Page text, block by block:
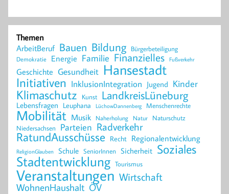
Themen
ArbeitBeruf Bauen Bildung Bürgerbeteiligung
Demokratie Energie Familie Finanzielles Fußverkehr
Geschichte Gesundheit Hansestadt
Initiativen InklusionIntegration Jugend Kinder
Klimaschutz Kunst LandkreisLüneburg
Lebensfragen Leuphana LüchowDannenberg Menschenrechte
Mobilität Musik Naherholung Natur Naturschutz
Niedersachsen Parteien Radverkehr
RatundAusschüsse Recht Regionalentwicklung
ReligionGlauben Schule SeniorInnen Sicherheit Soziales
Stadtentwicklung Tourismus
Veranstaltungen Wirtschaft
WohnenHaushalt ÖV